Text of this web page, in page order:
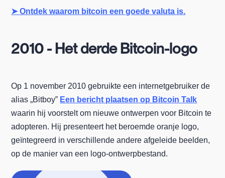
➤ Ontdek waarom bitcoin een goede valuta is.
2010 - Het derde Bitcoin-logo
Op 1 november 2010 gebruikte een internetgebruiker de
alias „Bitboy” Een bericht plaatsen op Bitcoin Talk
waarin hij voorstelt om nieuwe ontwerpen voor Bitcoin te
adopteren. Hij presenteert het beroemde oranje logo,
geïntegreerd in verschillende andere afgeleide beelden,
op de manier van een logo-ontwerpbestand.